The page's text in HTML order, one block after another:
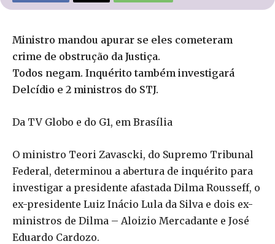
Ministro mandou apurar se eles cometeram
crime de obstrução da Justiça.
Todos negam. Inquérito também investigará
Delcídio e 2 ministros do STJ.
Da TV Globo e do G1, em Brasília
O ministro Teori Zavascki, do Supremo Tribunal
Federal, determinou a abertura de inquérito para
investigar a presidente afastada Dilma Rousseff, o
ex-presidente Luiz Inácio Lula da Silva e dois ex-
ministros de Dilma – Aloizio Mercadante e José
Eduardo Cardozo.